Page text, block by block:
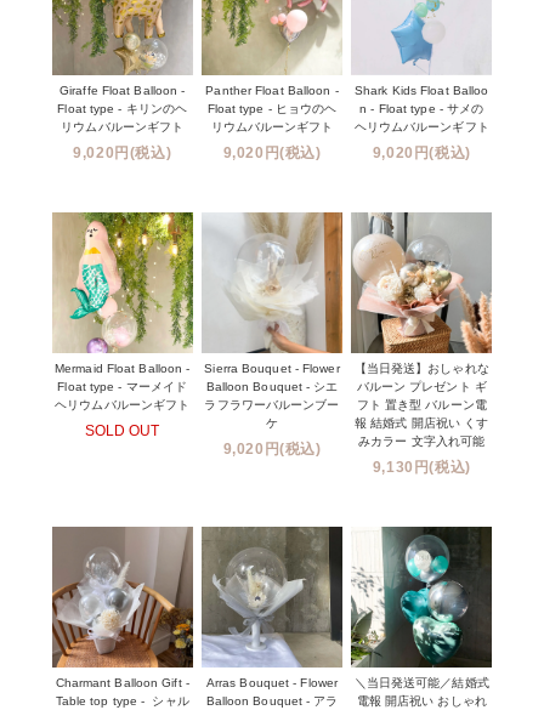
Giraffe Float Balloon -
Float type - キリンのヘ
リウムバルーンギフト
9,020円(税込)
Panther Float Balloon -
Float type - ヒョウのヘ
リウムバルーンギフト
9,020円(税込)
Shark Kids Float Balloo
n - Float type - サメの
ヘリウムバルーンギフト
9,020円(税込)
Mermaid Float Balloon -
Float type - マーメイド
ヘリウムバルーンギフト
SOLD OUT
Sierra Bouquet - Flower
Balloon Bouquet - シエ
ラフラワーバルーンブー
ケ
9,020円(税込)
【当日発送】おしゃれな
バルーン プレゼント ギ
フト 置き型 バルーン電
報 結婚式 開店祝い くす
みカラー 文字入れ可能
9,130円(税込)
Charmant Balloon Gift -
Table top type - シャル
Arras Bouquet - Flower
Balloon Bouquet - アラ
＼当日発送可能／結婚式
電報 開店祝い おしゃれ